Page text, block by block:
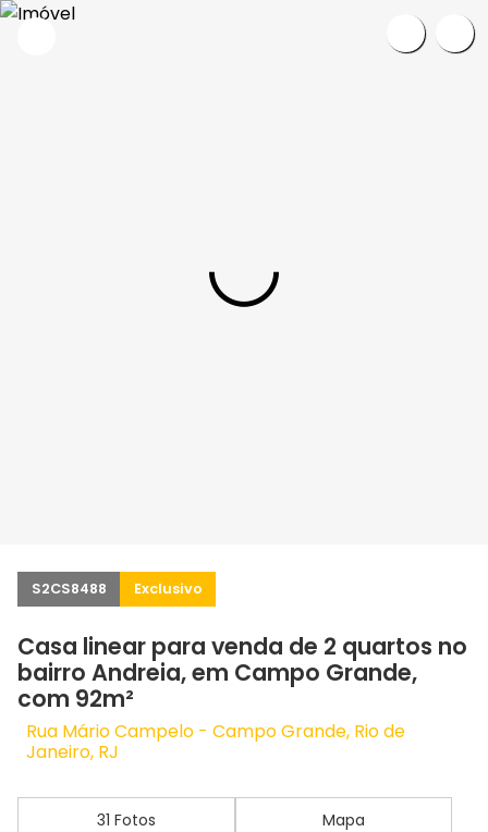
S2CS8488 Exclusivo
Casa linear para venda de 2 quartos no
bairro Andreia, em Campo Grande,
com 92m²
Rua Mário Campelo - Campo Grande, Rio de
Janeiro, RJ
31 Fotos Mapa